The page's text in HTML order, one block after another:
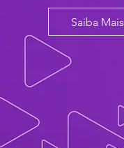
Saiba Mais